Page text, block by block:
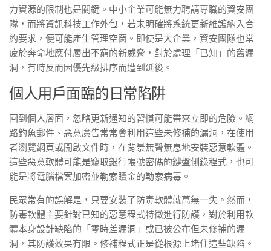
力資源的限制也是關鍵。中小企業可能無力聘請專職的資安團
隊，而將資訊科技工作外包，若未明確將系統更新維護納入合
約要求，便可能產生管理空窗。即使是大企業，資安團隊也常
疲於奔命地應付層出不窮的新威脅，對於處理「已知」的舊漏
洞，有時反而因優先級排序而遭到延後。
個人用戶面臨的日常陷阱
回到個人層面，忽略更新通知的習慣可能帶來立即的危險。網
路釣魚郵件、惡意廣告常常會利用這些未修補的漏洞，在使用
者瀏覽網頁或開啟文件時，在背景無聲無息地安裝惡意軟體。
這些惡意軟體可能是竊取銀行帳號密碼的鍵盤側錄程式，也可
能是將電腦檔案加密並勒索贖金的勒索病毒。
民眾常有的誤解是，只要安裝了防毒軟體就萬無一失。然而，
防毒軟體主要針對已知的惡意程式特徵進行防護，對於利用軟
體本身設計缺陷的「零時差漏洞」或已被公布但未修補的漏
洞，其防護效果有限。修補程式正是從根源上堵住這些缺陷。